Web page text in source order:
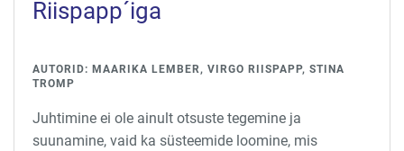
Riispapp´iga
AUTORID: MAARIKA LEMBER, VIRGO RIISPAPP, STINA
TROMP
Juhtimine ei ole ainult otsuste tegemine ja
suunamine, vaid ka süsteemide loomine, mis